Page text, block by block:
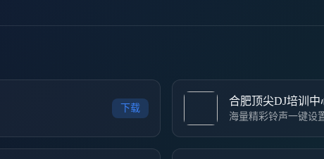
下载
合肥顶尖DJ培训中
海量精彩铃声一键设